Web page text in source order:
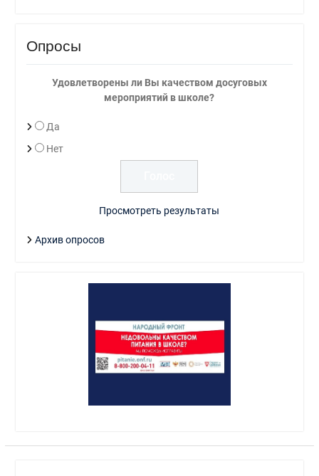
Опросы
Удовлетворены ли Вы качеством досуговых
мероприятий в школе?
Да
Нет
Просмотреть результаты
Архив опросов